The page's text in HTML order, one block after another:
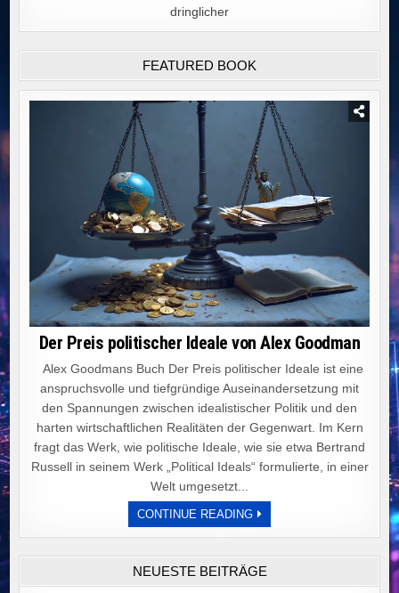
dringlicher
FEATURED BOOK
Der Preis politischer Ideale von Alex Goodman
Alex Goodmans Buch Der Preis politischer Ideale ist eine
anspruchsvolle und tiefgründige Auseinandersetzung mit
den Spannungen zwischen idealistischer Politik und den
harten wirtschaftlichen Realitäten der Gegenwart. Im Kern
fragt das Werk, wie politische Ideale, wie sie etwa Bertrand
Russell in seinem Werk „Political Ideals“ formulierte, in einer
Welt umgesetzt...
CONTINUE READINGDER
PREIS
POLITISCHER
VON
ALEX
GOODMAN
NEUESTE BEITRÄGE